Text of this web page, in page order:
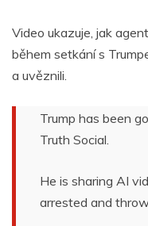
Video ukazuje, jak
během setkání s
a uvěznili.
Trump has been
Truth Social.
He is sharing AI
arrested and